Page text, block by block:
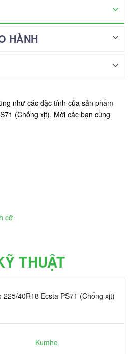
HÀNH
như các đặc tính của sản phẩm
(Chống xịt). Mời các bạn cùng
cỡ
THUẬT
225/40R18 Ecsta PS71 (Chống xịt)
Kumho